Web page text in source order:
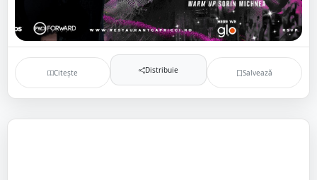
Citește Distribuie Salvează